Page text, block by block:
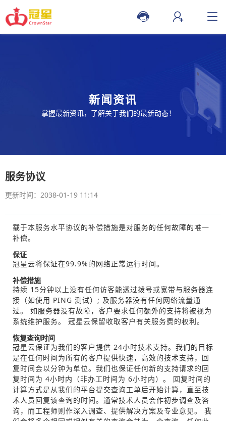
新闻资讯
掌握最新资讯，了解关于我们的最新动态！
服务协议
更新时间：2038-01-19 11:14
载于本服务水平协议的补偿措施是对服务的任何故障的唯一
补偿。
保证
冠星云将保证在99.9%的网络正常运行时间。
补偿措施
持续 15分钟以上没有任何访客能透过拨号或宽带与服务器连
接（如使用 PING 测试）; 及服务器没有任何网络流量通
过。 如服务器没有故障，客户要求任何额外的支持将被视为
系统维护服务。 冠星云保留收取客户有关服务费的权利。
恢复查询时间
冠星云保证为我们的客户提供 24小时技术支持。我们的目标
是在任何时间为所有的客户提供快速，高效的技术支持，回
复时间会以分钟为单位。我们也保证任何新的支持请求的回
复时间为 4小时内（非办工时间为 6小时内）。 回复时间的
计算方式是从我们的平台提交查询工单后开始计算，直至技
术人员回复该查询的时间。通常技术人员会作初步调查及咨
询，而工程师则作深入调查、提供解决方案及专业意见。 我